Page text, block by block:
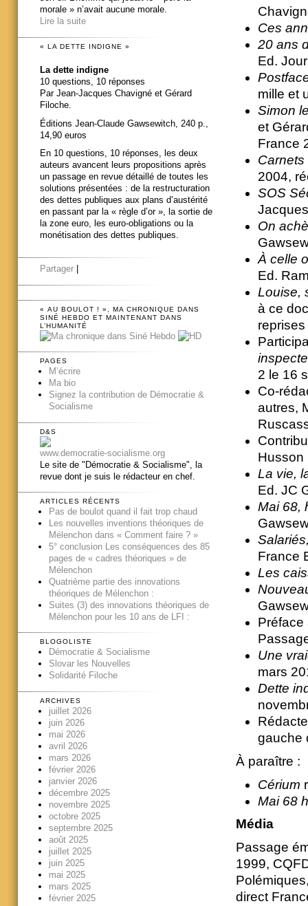
Ces
20 ans
Ed.
mille et
Simon
et
France
Carnets
2004,
SOS
On
À celle
Ed.
Louise,
à ce
2 le 16
Co-
autres,
Husson
La vie,
Ed. JC
Mai 68,
France
Les
Une
mars
Dette
gauche
À paraître :
Cérium
Mai 68
Média
Passage
1999,
direct
morale » n’avait aucune morale.
Lire la suite
« LA DETTE INDIGNE »
La dette indigne
10 questions, 10 réponses
Par Jean-Jacques Chavigné et Gérard
Filoche.
Éditions Jean-Claude Gawsewitch, 240 p.,
14,90 euros
En 10 questions, 10 réponses, les deux
auteurs avancent leurs propositions après
un passage en revue détaillé de toutes les
solutions présentées : de la restructuration
des dettes publiques aux plans d’austérité
en passant par la « règle d’or », la sortie de
la zone euro, les euro-obligations ou la
monétisation des dettes publiques.
Partager
« AU BOULOT ! », MA CHRONIQUE DANS
SINÉ HEBDO ET MAINTENANT DANS
L’HUMANITÉ
PAGES
M’écrire
Ma bio
Signez la contribution de Démocratie &
Socialisme
D&S
www.democratie-socialisme.org
Le site de "Démocratie & Socialisme", la
revue dont je suis le rédacteur en chef.
ARTICLES RÉCENTS
Pas de boulot quand il fait trop chaud
Les nouvelles inventions théoriques de
Mélenchon dans « Comment faire ? »
5° conclusion Les conséquences des 85
pages de « cadres théoriques » de
Mélenchon
Quatrième partie des innovations
théoriques de Mélenchon :
Suites (3) des innovations théoriques de
Mélenchon pour les 10 ans de LFI :
BLOGOLISTE
Démocratie & Socialisme
Slovar les Nouvelles
Solidarité Filoche
ARCHIVES
juillet 2026
juin 2026
mai 2026
avril 2026
mars 2026
février 2026
janvier 2026
décembre 2025
novembre 2025
octobre 2025
septembre 2025
août 2025
juillet 2025
juin 2025
mai 2025
mars 2025
février 2025